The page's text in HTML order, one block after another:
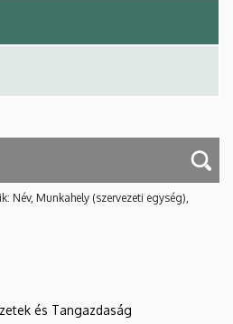
Név, Munkahely (szervezeti egység),
és Tangazdaság